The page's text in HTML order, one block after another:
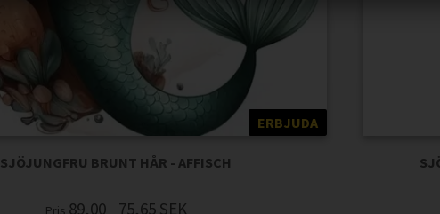
ERBJUDA
SJÖJUNGFRU BRUNT HÅR - AFFISCH
Pris 89,00 75,65 SEK